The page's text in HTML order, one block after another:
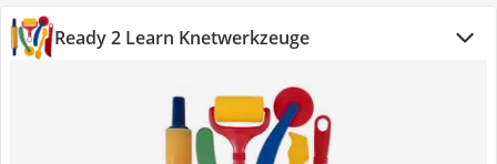
Ready 2 Learn Knetwerkzeuge